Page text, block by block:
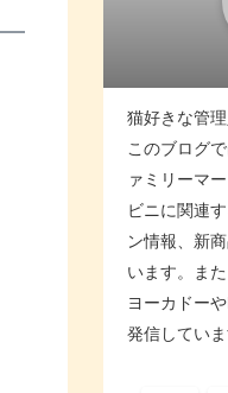
猫好きな管理
このブログ
ァミリーマ
ビニに関連
ン情報、新
います。ま
ヨーカドー
発信していま